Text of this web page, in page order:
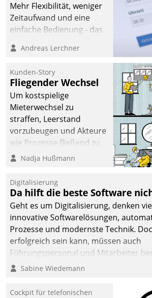
Mehr Flexibilität, weniger
Zeitaufwand und eine
einfache Bedienung - das
Cockpit für mobile
Datatrain. Die meravis
Wohnungsbau- und
Immobilien GmbH hat
sich dabei für den Betrieb
der Lösung über die SAP
Cloud Platform
entschieden - als erstes
Unternehmen am
Andreas Lerchner
Kunden-Story
Fliegender Wechsel
Um kostspielige
Mieterwechsel zu
straffen, Leerstand
vorzubeugen und Akteure
wie Prozesse fließend zu
vernetzen, nutzt die
Jahresbeginn eine
Überblick, Einsicht und
Eingriff bietende Lösung.
Zur Entwicklung setzte
man auf
Cloudtechnologie,
bewährte und Startup-
agile Projektmethoden.
Nadja Hußmann
Digitalisierung
Da hilft die beste Software
Geht es um Digitalisierung, denken
innovative Softwarelösungen,
Prozesse und modernste Technik.
erfolgreich sein kann, müssen auch
Führungspersonal und Mitarbeiter
verändern und anzupassen, sonst
Sabine Wiedemann
Cockpit für telefonischen